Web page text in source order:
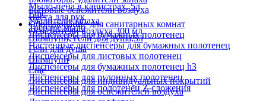
Мыло-пена в канистрах, 5л
Паста для рук
Твердое мыло
Шампуни, гели для душа,5л
Гели для душа
Шампуни
Бытовые освежители воздуха
Удалители запаха
Освежители воздуха 300 мл
Еще
Оборудование для санитарных комнат
Диспенсеры для бумажных полотенец
Настенные диспенсеры для бумажных полотенец
Диспенсеры для листовых полотенец
Диспенсеры для бумажных полотенец h3
Диспенсеры для рулонных полотенец
Диспенсеры для полотенец Z-сложения
Еще
Диспенсеры для индивидуальных покрытий
Диспенсеры для освежителей воздуха